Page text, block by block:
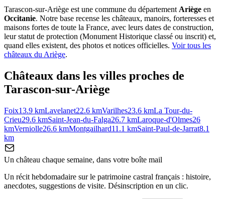
Tarascon-sur-Ariège est une commune du département Ariège en
Occitanie. Notre base recense les châteaux, manoirs, forteresses et
maisons fortes de toute la France, avec leurs dates de construction,
leur statut de protection (Monument Historique classé ou inscrit) et,
quand elles existent, des photos et notices officielles. Voir tous les
châteaux du Ariège.
Châteaux dans les villes proches de
Tarascon-sur-Ariège
Foix13.9 kmLavelanet22.6 kmVarilhes23.6 kmLa Tour-du-
Crieu29.6 kmSaint-Jean-du-Falga26.7 kmLaroque-d'Olmes26
kmVerniolle26.6 kmMontgailhard11.1 kmSaint-Paul-de-Jarrat8.1
km
Un château chaque semaine, dans votre boîte mail
Un récit hebdomadaire sur le patrimoine castral français : histoire,
anecdotes, suggestions de visite. Désinscription en un clic.